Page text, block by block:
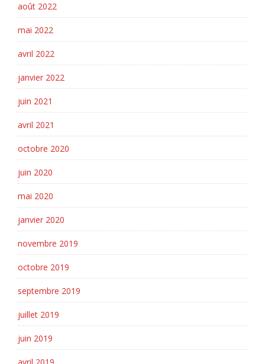
août 2022
mai 2022
avril 2022
janvier 2022
juin 2021
avril 2021
octobre 2020
juin 2020
mai 2020
janvier 2020
novembre 2019
octobre 2019
septembre 2019
juillet 2019
juin 2019